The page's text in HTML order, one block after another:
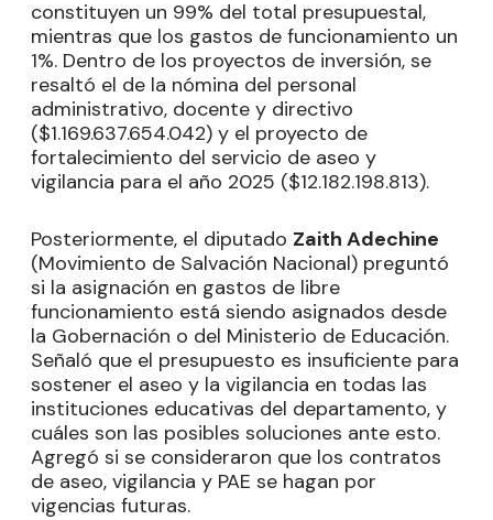
constituyen un 99% del total presupuestal,
mientras que los gastos de funcionamiento un
1%. Dentro de los proyectos de inversión, se
resaltó el de la nómina del personal
administrativo, docente y directivo
($1.169.637.654.042) y el proyecto de
fortalecimiento del servicio de aseo y
vigilancia para el año 2025 ($12.182.198.813).
Posteriormente, el diputado Zaith Adechine
(Movimiento de Salvación Nacional) preguntó
si la asignación en gastos de libre
funcionamiento está siendo asignados desde
la Gobernación o del Ministerio de Educación.
Señaló que el presupuesto es insuficiente para
sostener el aseo y la vigilancia en todas las
instituciones educativas del departamento, y
cuáles son las posibles soluciones ante esto.
Agregó si se consideraron que los contratos
de aseo, vigilancia y PAE se hagan por
vigencias futuras.